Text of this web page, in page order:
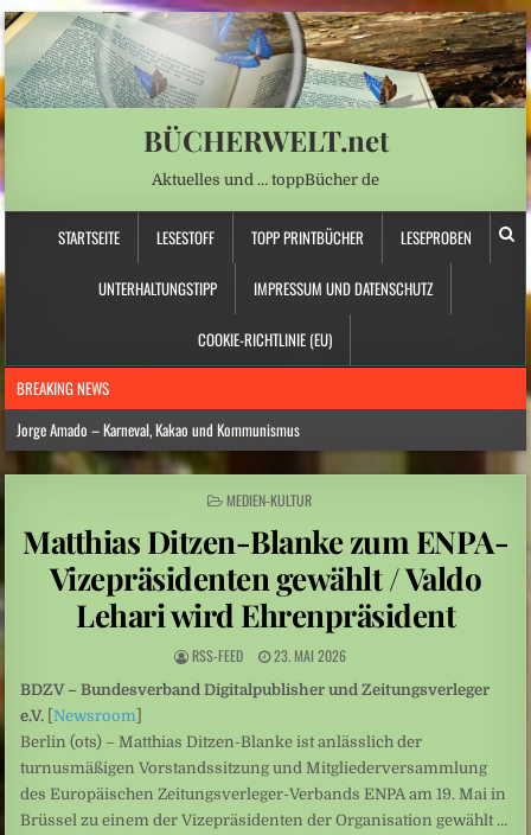
BÜCHERWELT.net
Aktuelles und … toppBücher de
STARTSEITE LESESTOFF TOPP PRINTBÜCHER LESEPROBEN
UNTERHALTUNGSTIPP IMPRESSUM UND DATENSCHUTZ
COOKIE-RICHTLINIE (EU)
BREAKING NEWS
Jorge Amado – Karneval, Kakao und Kommunismus
Anna Schapiro: „Fühlen Sie sich wie zu Hause …“ – Jüdische Spurensuche
Daniela Dröscher – Geldmangel, Gedichte und Freundschaft
Sarah Diehl: „Ins tiefe Blau“ – Unter Wasser beginnt eine andere Welt
Mittelamerika: Vulkanausbruch in Guatemala
POSTED
MEDIEN-KULTUR
Matthias Ditzen-Blanke zum ENPA-
Vizepräsidenten gewählt / Valdo
Lehari wird Ehrenpräsident
RSS-FEED 23. MAI 2026
BDZV – Bundesverband Digitalpublisher und Zeitungsverleger
e.V. [Newsroom]
Berlin (ots) – Matthias Ditzen-Blanke ist anlässlich der
turnusmäßigen Vorstandssitzung und Mitgliederversammlung
des Europäischen Zeitungsverleger-Verbands ENPA am 19. Mai in
Brüssel zu einem der Vizepräsidenten der Organisation gewählt …